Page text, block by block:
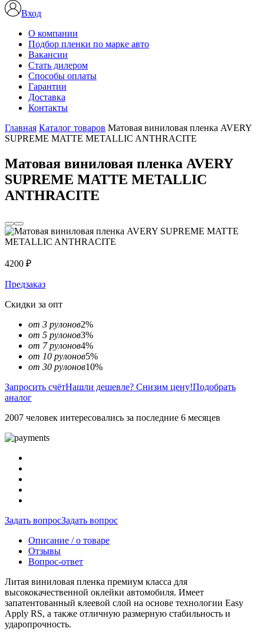
Вход
О компании
Подбор пленки по марке авто
Вакансии
Стать дилером
Способы оплаты
Гарантии
Доставка
Контакты
Главная Каталог товаров Матовая виниловая пленка AVERY
SUPREME MATTE METALLIC ANTHRACITE
Матовая виниловая пленка AVERY
SUPREME MATTE METALLIC
ANTHRACITE
4200 ₽
Предзаказ
Скидки за опт
от 3 рулонов2%
от 5 рулонов3%
от 7 рулонов4%
от 10 рулонов5%
от 30 рулонов10%
Запросить счётНашли дешевле? Снизим цену!Подобрать
аналог
2007 человек интересовались за последние 6 месяцев
Задать вопросЗадать вопрос
Описание / о товаре
Отзывы
Вопрос-ответ
Литая виниловая пленка премиум класса для
высококачественной оклейки автомобиля. Имеет
запатентованный клеевой слой на основе технологии Easy
Apply RS, а также отличную размерную стабильность и
ударопрочность.